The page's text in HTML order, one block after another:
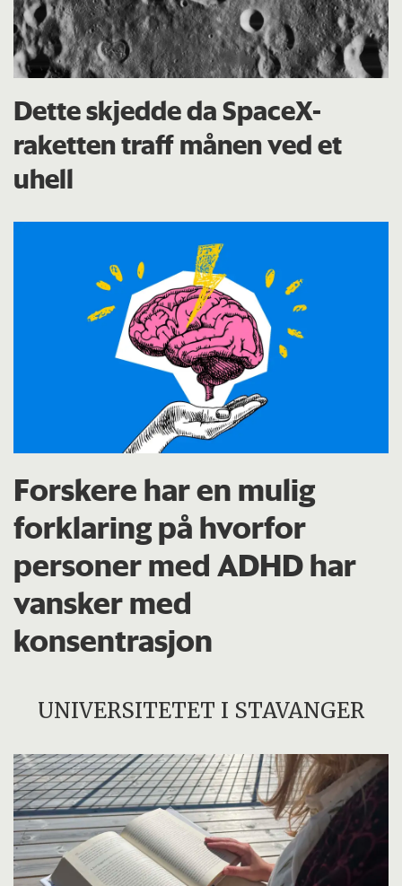
Dette skjedde da SpaceX-
raketten traff månen ved et
uhell
Forskere har en mulig
forklaring på hvorfor
personer med ADHD har
vansker med
konsentrasjon
UNIVERSITETET I STAVANGER